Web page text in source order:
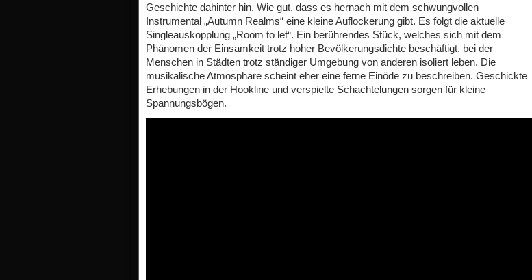
Geschichte dahinter hin. Wie gut, dass es hernach mit dem schwungvollen
Instrumental „Autumn Realms“ eine kleine Auflockerung gibt. Es folgt die aktuelle
Singleauskopplung „Room to let“. Ein berührendes Stück, welches sich mit dem
Phänomen der Einsamkeit trotz hoher Bevölkerungsdichte beschäftigt, bei der
Menschen in Städten trotz ständiger Umgebung von anderen isoliert leben. Die
musikalische Atmosphäre scheint eher eine ferne Einöde zu beschreiben. Geschickte
Erhebungen in der Hookline und verspielte Schachtelungen sorgen für kleine
Spannungsbögen.